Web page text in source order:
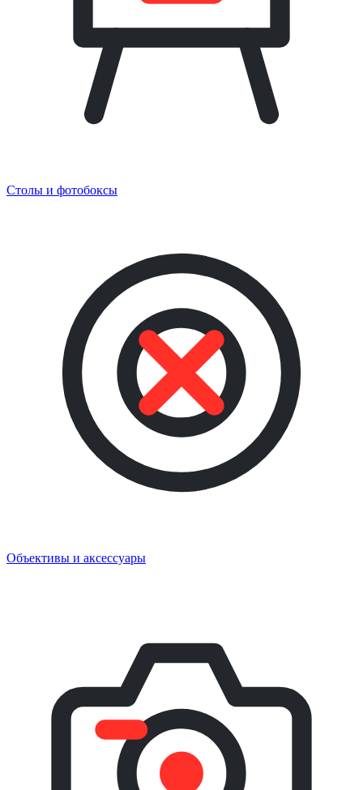
Столы и фотобоксы
Объективы и аксессуары